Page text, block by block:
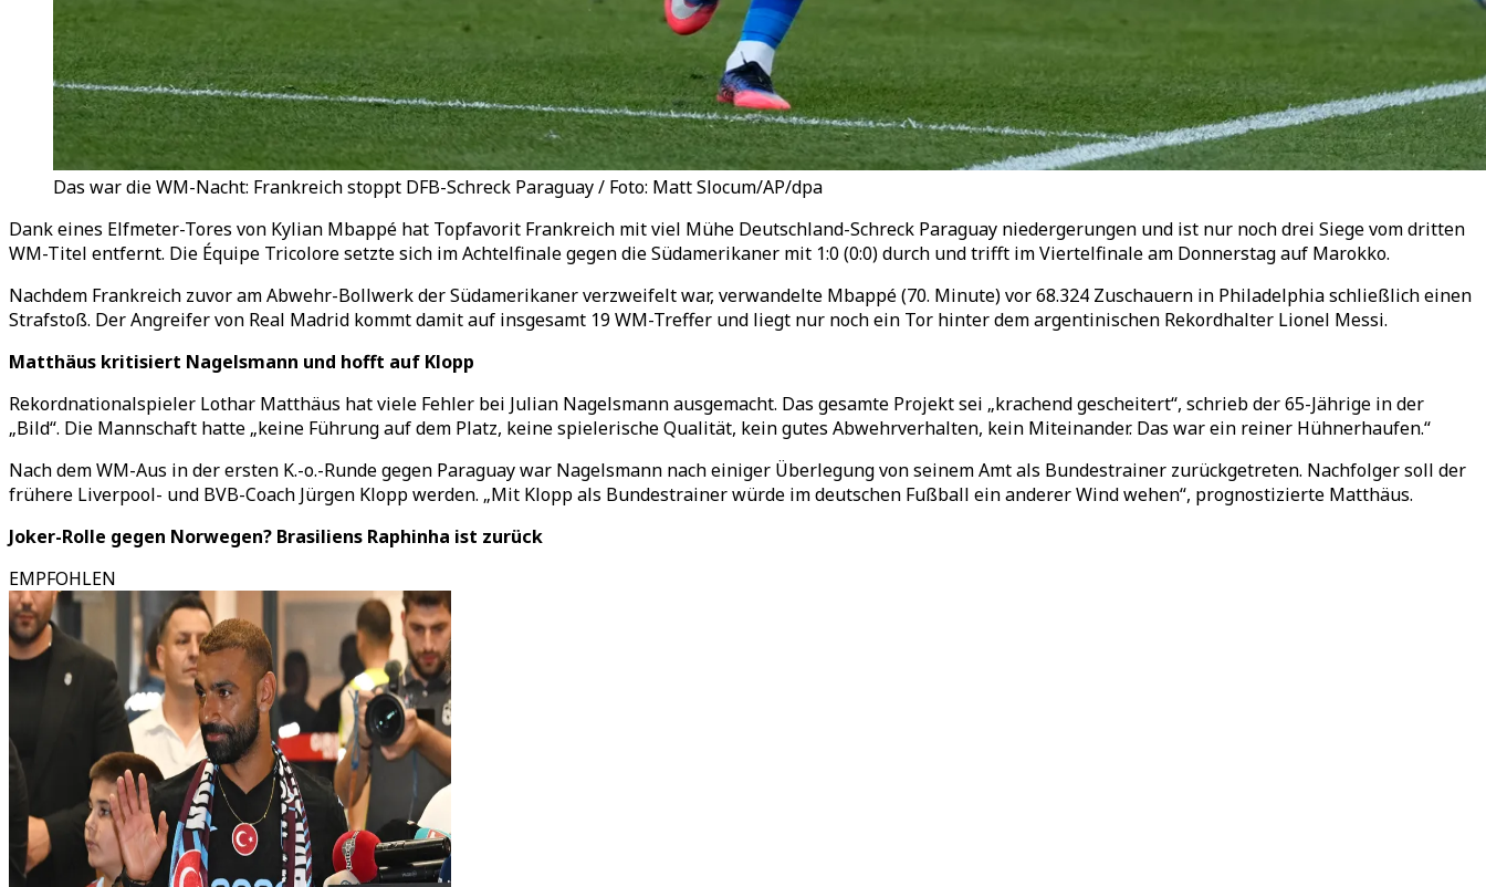
Das war die WM-Nacht: Frankreich stoppt DFB-Schreck Paraguay / Foto: Matt Slocum/AP/dpa
Dank eines Elfmeter-Tores von Kylian Mbappé hat Topfavorit Frankreich mit viel Mühe Deutschland-Schreck Paraguay niedergerungen und ist nur noch drei Siege vom dritten
WM-Titel entfernt. Die Équipe Tricolore setzte sich im Achtelfinale gegen die Südamerikaner mit 1:0 (0:0) durch und trifft im Viertelfinale am Donnerstag auf Marokko.
Nachdem Frankreich zuvor am Abwehr-Bollwerk der Südamerikaner verzweifelt war, verwandelte Mbappé (70. Minute) vor 68.324 Zuschauern in Philadelphia schließlich einen
Strafstoß. Der Angreifer von Real Madrid kommt damit auf insgesamt 19 WM-Treffer und liegt nur noch ein Tor hinter dem argentinischen Rekordhalter Lionel Messi.
Matthäus kritisiert Nagelsmann und hofft auf Klopp
Rekordnationalspieler Lothar Matthäus hat viele Fehler bei Julian Nagelsmann ausgemacht. Das gesamte Projekt sei „krachend gescheitert“, schrieb der 65-Jährige in der
„Bild“. Die Mannschaft hatte „keine Führung auf dem Platz, keine spielerische Qualität, kein gutes Abwehrverhalten, kein Miteinander. Das war ein reiner Hühnerhaufen.“
Nach dem WM-Aus in der ersten K.-o.-Runde gegen Paraguay war Nagelsmann nach einiger Überlegung von seinem Amt als Bundestrainer zurückgetreten. Nachfolger soll der
frühere Liverpool- und BVB-Coach Jürgen Klopp werden. „Mit Klopp als Bundestrainer würde im deutschen Fußball ein anderer Wind wehen“, prognostizierte Matthäus.
Joker-Rolle gegen Norwegen? Brasiliens Raphinha ist zurück
EMPFOHLEN